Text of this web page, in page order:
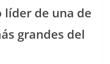
de una de
grandes del